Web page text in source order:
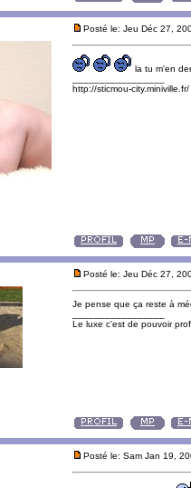
Posté le: Jeu Déc 27,
la tu m'en
http://sticmou-city.miniville.fr/
Posté le: Jeu Déc 27,
Je pense que ça reste à
Le luxe c'est de pouvoir
Posté le: Sam Jan 19,